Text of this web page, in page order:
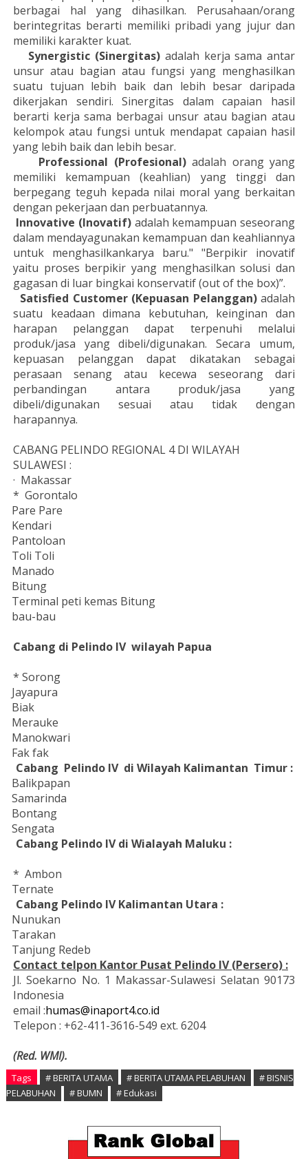
berbagai hal yang dihasilkan. Perusahaan/orang
berintegritas berarti memiliki pribadi yang jujur dan
memiliki karakter kuat.
Synergistic (Sinergitas) adalah kerja sama antar
unsur atau bagian atau fungsi yang menghasilkan
suatu tujuan lebih baik dan lebih besar daripada
dikerjakan sendiri. Sinergitas dalam capaian hasil
berarti kerja sama berbagai unsur atau bagian atau
kelompok atau fungsi untuk mendapat capaian hasil
yang lebih baik dan lebih besar.
Professional (Profesional)adalah orang yang
memiliki kemampuan (keahlian) yang tinggi dan
berpegang teguh kepada nilai moral yang berkaitan
dengan pekerjaan dan perbuatannya.
Innovative (Inovatif) adalah kemampuan seseorang
dalam mendayagunakan kemampuan dan keahliannya
untuk menghasilkankarya baru." "Berpikir inovatif
yaitu proses berpikir yang menghasilkan solusi dan
gagasan di luar bingkai konservatif (out of the box)”.
Satisfied Customer (Kepuasan Pelanggan)adalah
suatu keadaan dimana kebutuhan, keinginan dan
harapan pelanggan dapat terpenuhi melalui
produk/jasa yang dibeli/digunakan. Secara umum,
kepuasan pelanggan dapat dikatakan sebagai
perasaan senang atau kecewa seseorang dari
perbandingan antara produk/jasa yang
dibeli/digunakan sesuai atau tidak dengan
harapannya.
CABANG PELINDO REGIONAL 4 DI WILAYAH
SULAWESI :
· Makassar
* Gorontalo
Pare Pare
Kendari
Pantoloan
Toli Toli
Manado
Bitung
Terminal peti kemas Bitung
bau-bau
Cabang di Pelindo IV wilayah Papua
* Sorong
Jayapura
Biak
Merauke
Manokwari
Fak fak
Cabang Pelindo IV di Wilayah Kalimantan Timur :
Balikpapan
Samarinda
Bontang
Sengata
Cabang Pelindo IV di Wialayah Maluku :
* Ambon
Ternate
Cabang Pelindo IV Kalimantan Utara :
Nunukan
Tarakan
Tanjung Redeb
Contact telpon Kantor Pusat Pelindo IV (Persero) :
Jl. Soekarno No. 1 Makassar-Sulawesi Selatan 90173
Indonesia
email :humas@inaport4.co.id
Telepon : +62-411-3616-549 ext. 6204
(Red. WMI).
Tags # BERITA UTAMA # BERITA UTAMA PELABUHAN
# BISNIS
PELABUHAN
# BUMN # Edukasi